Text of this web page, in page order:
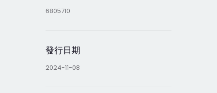
6805710
發行日期
2024-11-08